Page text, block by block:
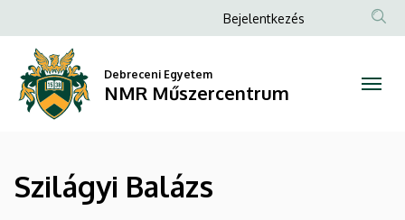
Balázs
NMR
Műszercentrum
a
tartalomra
Anonim
menüje
Bejelentkezés
Debreceni Egyetem
NMR Műszercentrum
Szilágyi Balázs